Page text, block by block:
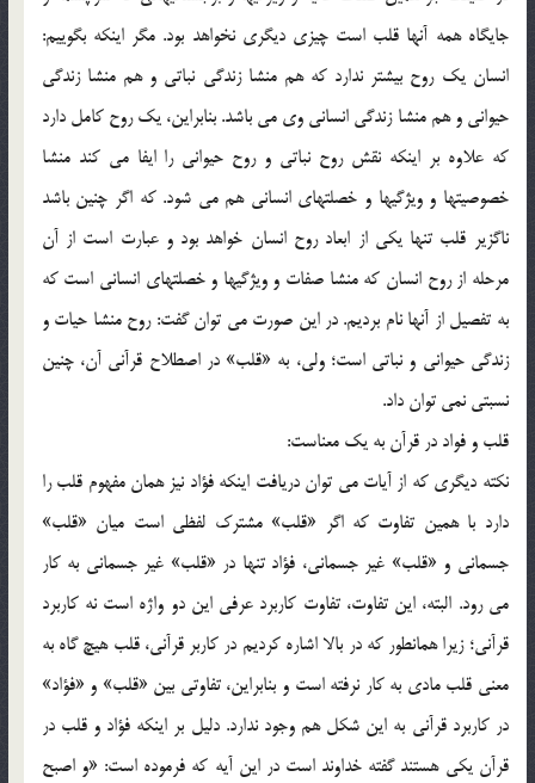
جايگاه همه آنها قلب است چيزي ديگري نخواهد بود. مگر اينكه بگوييم:
انسان يك روح بيشتر ندارد كه هم منشا زندگي نباتي و هم منشا زندگي
حيواني و هم منشا زندگي انساني وي مي باشد. بنابراين، يك روح كامل دارد
كه علاوه بر اينكه نقش روح نباتي و روح حيواني را ايفا مي كند منشا
خصوصيتها و ويژگيها و خصلتهاي انساني هم مي شود. كه اگر چنين باشد
ناگزير قلب تنها يكي از ابعاد روح انسان خواهد بود و عبارت است از آن
مرحله از روح انسان كه منشا صفات و ويژگيها و خصلتهاي انساني است كه
به تفصيل از آنها نام برديم. در اين صورت مي توان گفت: روح منشا حيات و
زندگي حيواني و نباتي است؛ ولي، به «قلب» در اصطلاح قرآني آن، چنين
نسبتي نمي توان داد.
قلب و فواد در قرآن به يك معناست:
نكته ديگري كه از آيات مي توان دريافت اينكه فؤاد نيز همان مفهوم قلب را
دارد با همين تفاوت كه اگر «قلب» مشترك لفظي است ميان «قلب»
جسماني و «قلب» غير جسماني، فؤاد تنها در «قلب» غير جسماني به كار
مي رود. البته، اين تفاوت، تفاوت كاربرد عرفي اين دو واژه است نه كاربرد
قرآني؛ زيرا همانطور كه در بالا اشاره كرديم در كاربر قرآني، قلب هيچ گاه به
معني قلب مادي به كار نرفته است و بنابراين، تفاوتي بين «قلب» و «فؤاد»
در كاربرد قرآني به اين شكل هم وجود ندارد. دليل بر اينكه فؤاد و قلب در
قرآن يكي هستند گفته خداوند است در اين آيه كه فرموده است: «و اصبح